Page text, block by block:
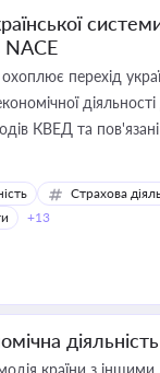
NACE
перехід
КВЕД та
Страхова
+13
діяльність
країни з